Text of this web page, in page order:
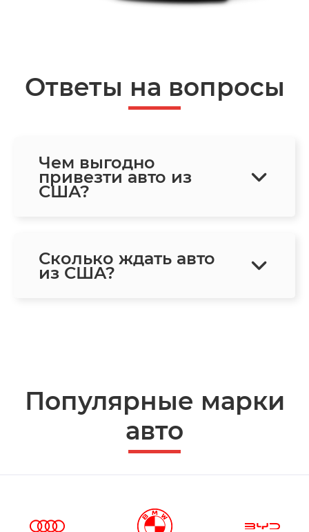
Ответы на вопросы
Чем выгодно
привезти авто из
США?
Сколько ждать авто
из США?
Популярные марки
авто